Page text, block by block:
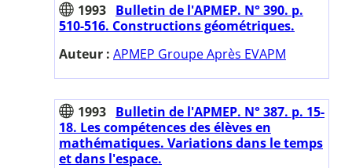
1993 Bulletin de l'APMEP. N° 390. p.
510-516. Constructions géométriques.
Auteur : APMEP Groupe Après EVAPM
1993 Bulletin de l'APMEP. N° 387. p. 15-
18. Les compétences des élèves en
mathématiques. Variations dans le temps
et dans l'espace.